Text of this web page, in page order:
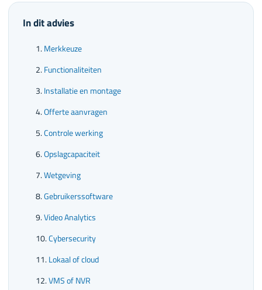
In dit advies
Merkkeuze
Functionaliteiten
Installatie en montage
Offerte aanvragen
Controle werking
Opslagcapaciteit
Wetgeving
Gebruikerssoftware
Video Analytics
Cybersecurity
Lokaal of cloud
VMS of NVR